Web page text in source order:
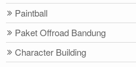
Paintball
Paket Offroad Bandung
Character Building